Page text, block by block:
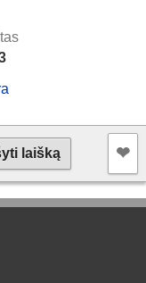
laišką ❤︎